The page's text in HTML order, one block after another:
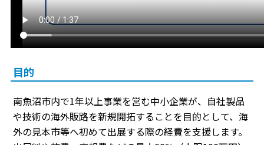
目的
南魚沼市内で1年以上事業を営む中小企業が、自社製品
や技術の海外販路を新規開拓することを目的として、海
外の見本市等へ初めて出展する際の経費を支援します。